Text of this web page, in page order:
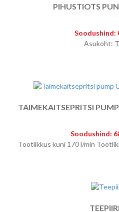
PIHUSTIOTS
Soodushind:
Asukoht:
TAIMEKAITSEPRITSI
Soodushind:
Tootlikkus kuni 170 l/min